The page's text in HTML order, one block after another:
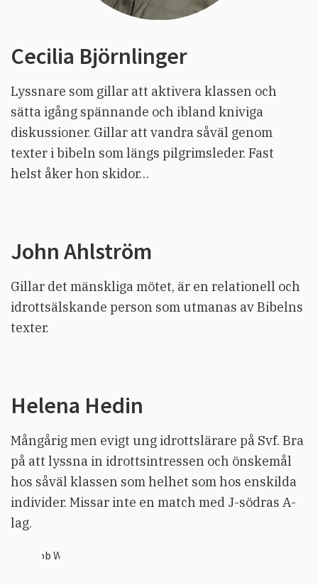
Cecilia Björnlinger
Lyssnare som gillar att aktivera klassen och
sätta igång spännande och ibland kniviga
diskussioner. Gillar att vandra såväl genom
texter i bibeln som längs pilgrimsleder. Fast
helst åker hon skidor…
John Ahlström
Gillar det mänskliga mötet, är en relationell och
idrottsälskande person som utmanas av Bibelns
texter.
Helena Hedin
Mångårig men evigt ung idrottslärare på Svf. Bra
på att lyssna in idrottsintressen och önskemål
hos såväl klassen som helhet som hos enskilda
individer. Missar inte en match med J-södras A-
lag.